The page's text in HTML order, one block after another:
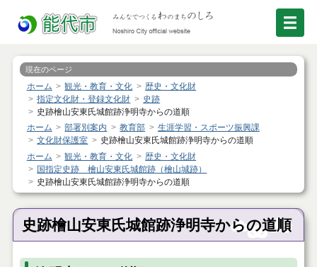
現在のページ
ホーム 観光・教育・文化
歴史・文化財
指定文化財・登録文化財
史跡
史跡檜山安東氏城館跡浄明寺からの道順
ホーム
部署別案内 教育部
生涯学習・スポーツ振興課
文化財保護室
史跡檜山安東氏城館跡浄明寺からの道順
ホーム
観光・教育・文化
歴史・文化財
国指定史跡 檜山安東氏城館跡（檜山城跡）
史跡檜山安東氏城館跡浄明寺からの道順
史跡檜山安東氏城館跡浄明寺からの道順